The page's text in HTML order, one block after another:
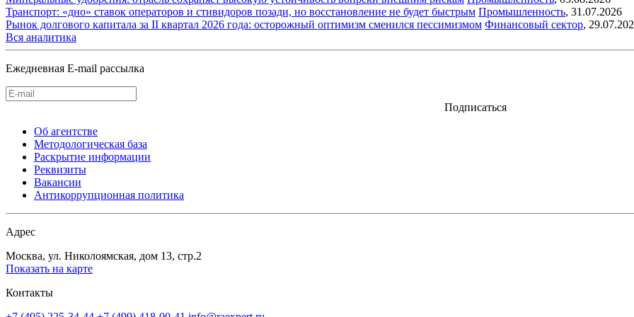
Транспорт: «дно» ставок операторов и стивидоров позади, но восстановление не будет быстрым Промышленность, 31.07.2026
Рынок долгового капитала за II квартал 2026 года: осторожный оптимизм сменился пессимизмом Финансовый сектор,
Вся аналитика
Ежедневная E-mail рассылка
Подписаться
Об агентстве
Методологическая база
Раскрытие информации
Реквизиты
Вакансии
Антикоррупционная политика
Адрес
Москва, ул. Николоямская, дом 13, стр.2
Показать на карте
Контакты